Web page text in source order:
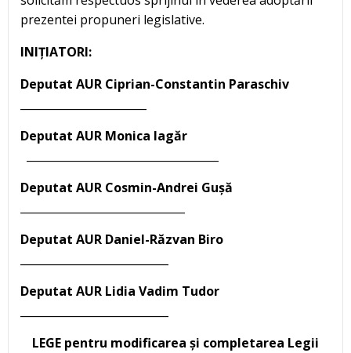
prezentei propuneri legislative.
INIȚIATORI:
Deputat AUR Ciprian-Constantin Paraschiv
Deputat AUR Monica Iagăr
Deputat AUR Cosmin-Andrei Gușă
Deputat AUR Daniel-Răzvan Biro
Deputat AUR Lidia Vadim Tudor
LEGE pentru modificarea și completarea Legii